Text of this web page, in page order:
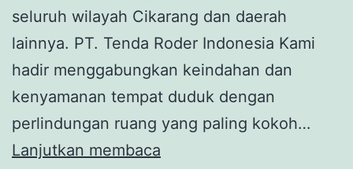
seluruh wilayah Cikarang dan daerah
lainnya. PT. Tenda Roder Indonesia Kami
hadir menggabungkan keindahan dan
kenyamanan tempat duduk dengan
perlindungan ruang yang paling kokoh…
Lanjutkan membaca